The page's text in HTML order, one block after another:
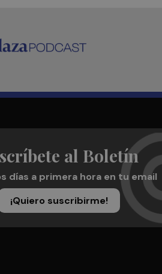
al Boletín
días a primera hora en tu email
¡Quiero suscribirme!